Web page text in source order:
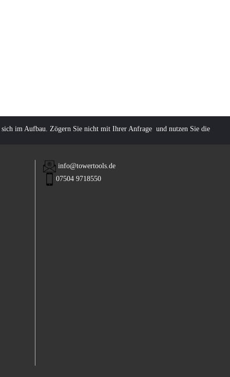
im Aufbau. Zögern Sie nicht mit Ihrer Anfrage und nutzen Sie die
info@towertools.de
07504 9718550